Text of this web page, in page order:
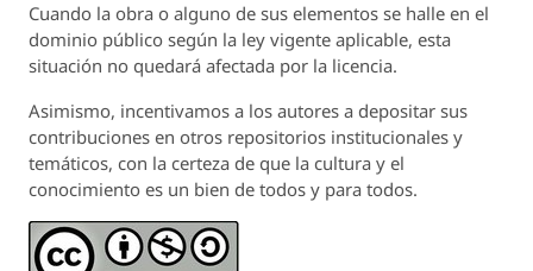
Cuando la obra o alguno de sus elementos se halle en el
dominio público según la ley vigente aplicable, esta
situación no quedará afectada por la licencia.
Asimismo, incentivamos a los autores a depositar sus
contribuciones en otros repositorios institucionales y
temáticos, con la certeza de que la cultura y el
conocimiento es un bien de todos y para todos.